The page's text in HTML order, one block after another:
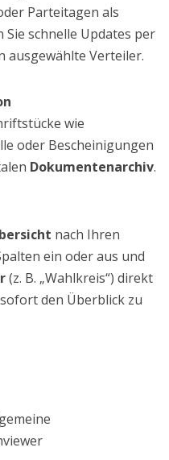
Parteitagen als
Sie schnelle Updates per
ausgewählte Verteiler.
wie
oder Bescheinigungen
Dokumentenarchiv.
nach Ihren
ein oder aus und
(z. B. „Wahlkreis“) direkt
den Überblick zu